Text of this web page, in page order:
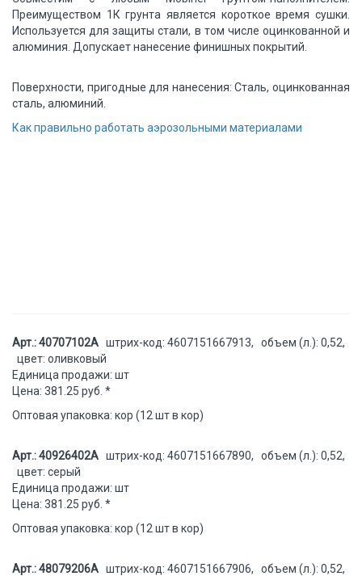
Преимуществом 1К грунта является короткое время сушки.
Используется для защиты стали, в том числе оцинкованной и
алюминия. Допускает нанесение финишных покрытий.
Поверхности, пригодные для нанесения: Сталь, оцинкованная
сталь, алюминий.
Как правильно работать аэрозольными материалами
Арт.: 40707102А штрих-код: 4607151667913, объем (л.): 0,52,
цвет: оливковый
Единица продажи: шт
Цена: 381.25 руб. *
Оптовая упаковка: кор (12 шт в кор)
Арт.: 40926402А штрих-код: 4607151667890, объем (л.): 0,52,
цвет: серый
Единица продажи: шт
Цена: 381.25 руб. *
Оптовая упаковка: кор (12 шт в кор)
Арт.: 48079206А штрих-код: 4607151667906, объем (л.): 0,52,